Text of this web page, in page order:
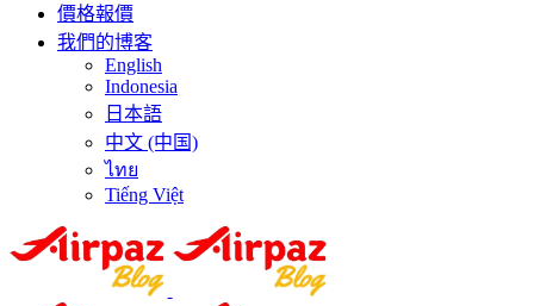
價格報價
我們的博客
English
Indonesia
日本語
中文 (中国)
ไทย
Tiếng Việt